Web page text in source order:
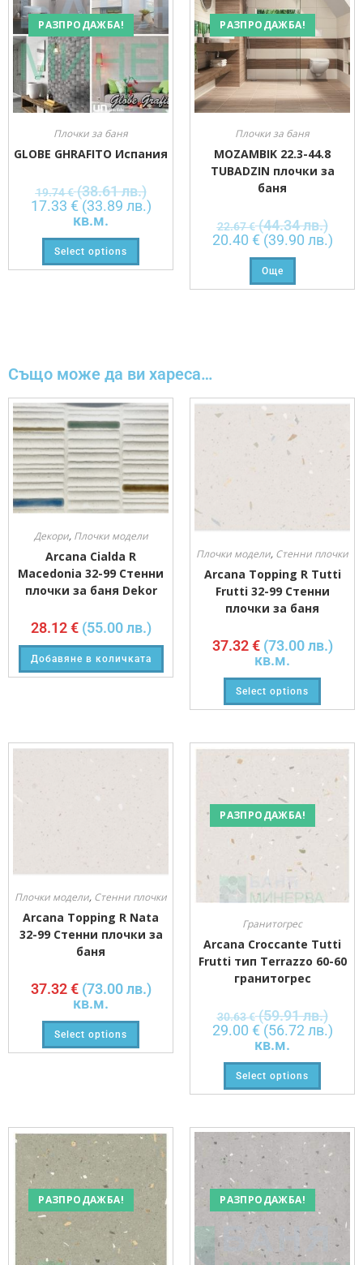
РАЗПРОДАЖБА!
Плочки за баня
GLOBE GHRAFITO Испания
19.74€ (38.61 лв.)
17.33 € (33.89 лв.)
кв.м.
Select options
РАЗПРОДАЖБА!
Плочки за баня
MOZAMBIK 22.3-44.8
TUBADZIN плочки за
баня
22.67€ (44.34 лв.)
20.40 € (39.90 лв.)
Още
Също може да ви хареса…
Декори, Плочки модели
Arcana Cialda R
Macedonia 32-99 Стенни
плочки за баня Dekor
28.12€ (55.00 лв.)
Добавяне в количката
Плочки модели, Стенни плочки
Arcana Topping R Tutti
Frutti 32-99 Стенни
плочки за баня
37.32€ (73.00 лв.)
кв.м.
Select options
Плочки модели, Стенни плочки
Arcana Topping R Nata
32-99 Стенни плочки за
баня
37.32€ (73.00 лв.)
кв.м.
Select options
РАЗПРОДАЖБА!
Гранитогрес
Arcana Croccante Tutti
Frutti тип Terrazzo 60-60
гранитогрес
30.63€ (59.91 лв.)
29.00 € (56.72 лв.)
кв.м.
Select options
РАЗПРОДАЖБА! РАЗПРОДАЖБА!